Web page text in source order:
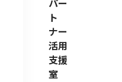
パー
ト
ナー
活用
支援
室